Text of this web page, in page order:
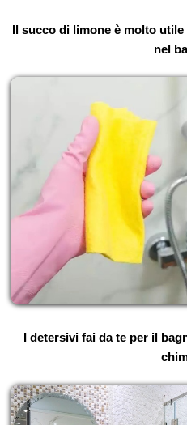
Il succo di limone è molto
nel
I detersivi fai da te per il